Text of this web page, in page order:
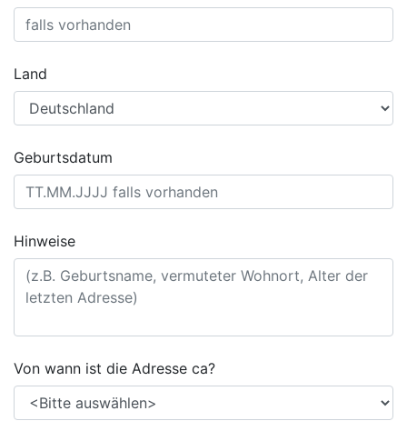
Land
Geburtsdatum
Hinweise
Von wann ist die Adresse ca?